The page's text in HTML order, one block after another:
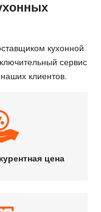
кухонной
сервис
клиентов.
цена